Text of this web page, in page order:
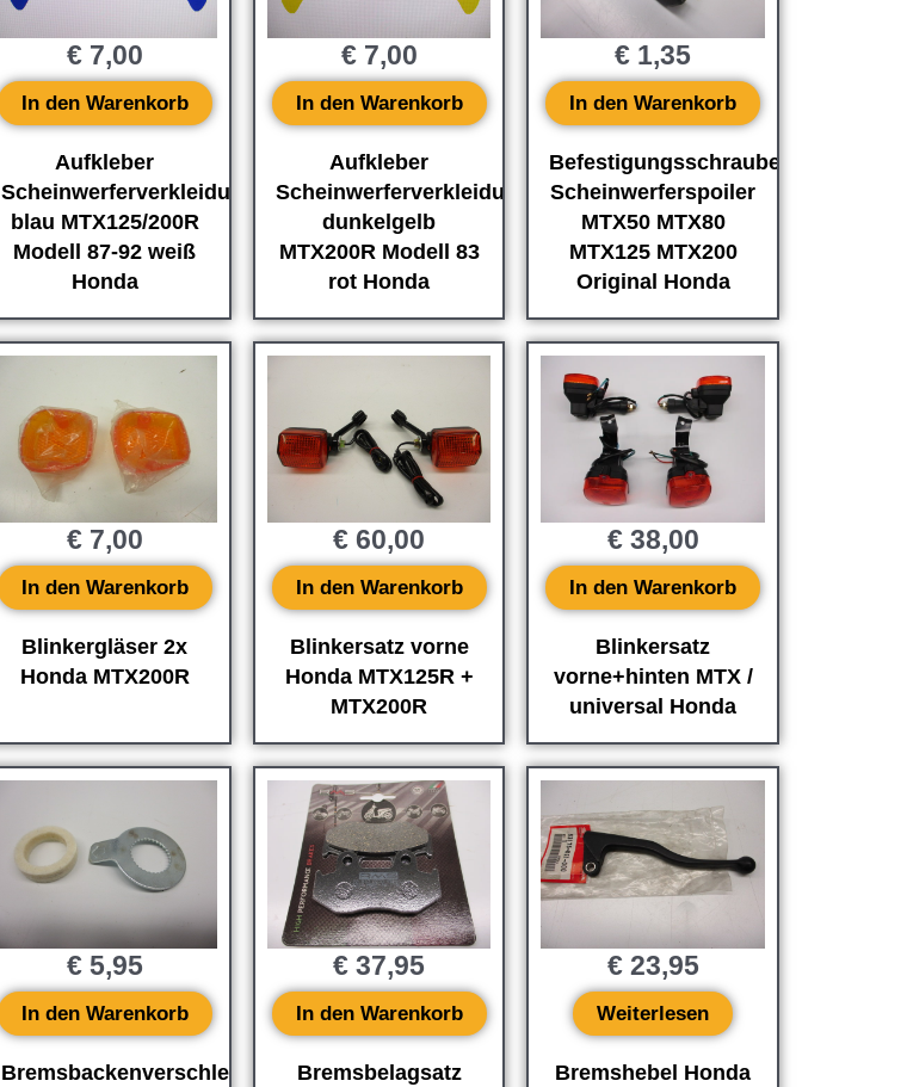
Aufkleber
Scheinwerferverkleidung
blau MTX125/200R
Modell 87-92 weiß
Honda
€7,00
In den Warenkorb
Aufkleber
Scheinwerferverkleidung
dunkelgelb
MTX200R Modell 83
rot Honda
€7,00
In den Warenkorb
Befestigungsschrauben
Scheinwerferspoiler
MTX50 MTX80
MTX125 MTX200
Original Honda
€ 1,35
In den Warenkorb
Blinkergläser 2x
Honda MTX200R
€7,00
In den Warenkorb
Blinkersatz vorne
Honda MTX125R +
MTX200R
€ 60,00
In den Warenkorb
Blinkersatz
vorne+hinten MTX /
universal Honda
€38,00
In den Warenkorb
Bremsbackenverschleißanzeige
€5,95
In den Warenkorb
Bremsbelagsatz
€ 37,95
In den Warenkorb
Bremshebel Honda
€23,95
Weiterlesen